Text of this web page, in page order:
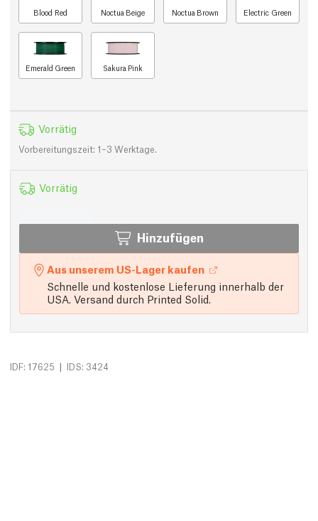
Blood Red Noctua Beige Noctua Brown Electric Green
Emerald Green Sakura Pink
Vorrätig
Vorbereitungszeit: 1–3 Werktage.
Vorrätig
Hinzufügen
Aus unserem US-Lager kaufen
Schnelle und kostenlose Lieferung innerhalb der
USA. Versand durch Printed Solid.
IDF: 17625 | IDS: 3424